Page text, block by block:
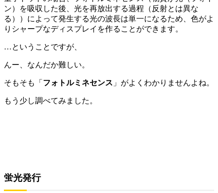
ン）を吸収した後、光を再放出する過程（反射とは異な
る））によって発生する光の波長は単一になるため、色がよ
りシャープなディスプレイを作ることができます。
…ということですが、
んー、なんだか難しい。
そもそも「 フォトルミネセンス 」がよくわかりませんよね。
もう少し調べてみました。
蛍光発行